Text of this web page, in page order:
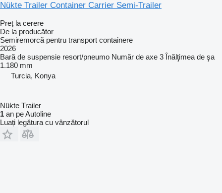
Nükte Trailer Container Carrier Semi-Trailer
Preț la cerere
De la producător
Semiremorcă pentru transport containere
2026
Bară de suspensie resort/pneumo Număr de axe 3 Înălţimea de şa
1.180 mm
Turcia, Konya
Nükte Trailer
1 an pe Autoline
Luați legătura cu vânzătorul